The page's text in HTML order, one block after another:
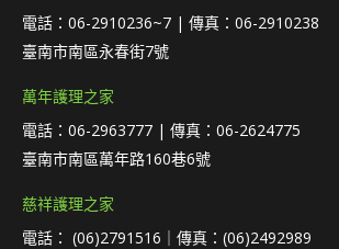
電話：06-2910236~7 | 傳真：06-2910238
臺南市南區永春街7號
萬年護理之家
電話：06-2963777 | 傳真：06-2624775
臺南市南區萬年路160巷6號
慈祥護理之家
電話： (06)2791516｜傳真：(06)2492989